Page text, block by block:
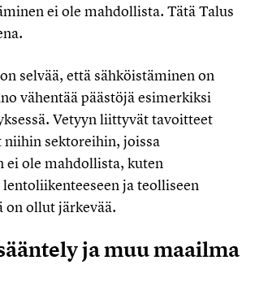
ei ole mahdollista. Tätä Talus
selvää, että sähköistäminen on
vähentää päästöjä esimerkiksi
Vetyyn liittyvät tavoitteet
sektoreihin, joissa
ei ole mahdollista, kuten
ja teolliseen
on ollut järkevää.
ja muu maailma